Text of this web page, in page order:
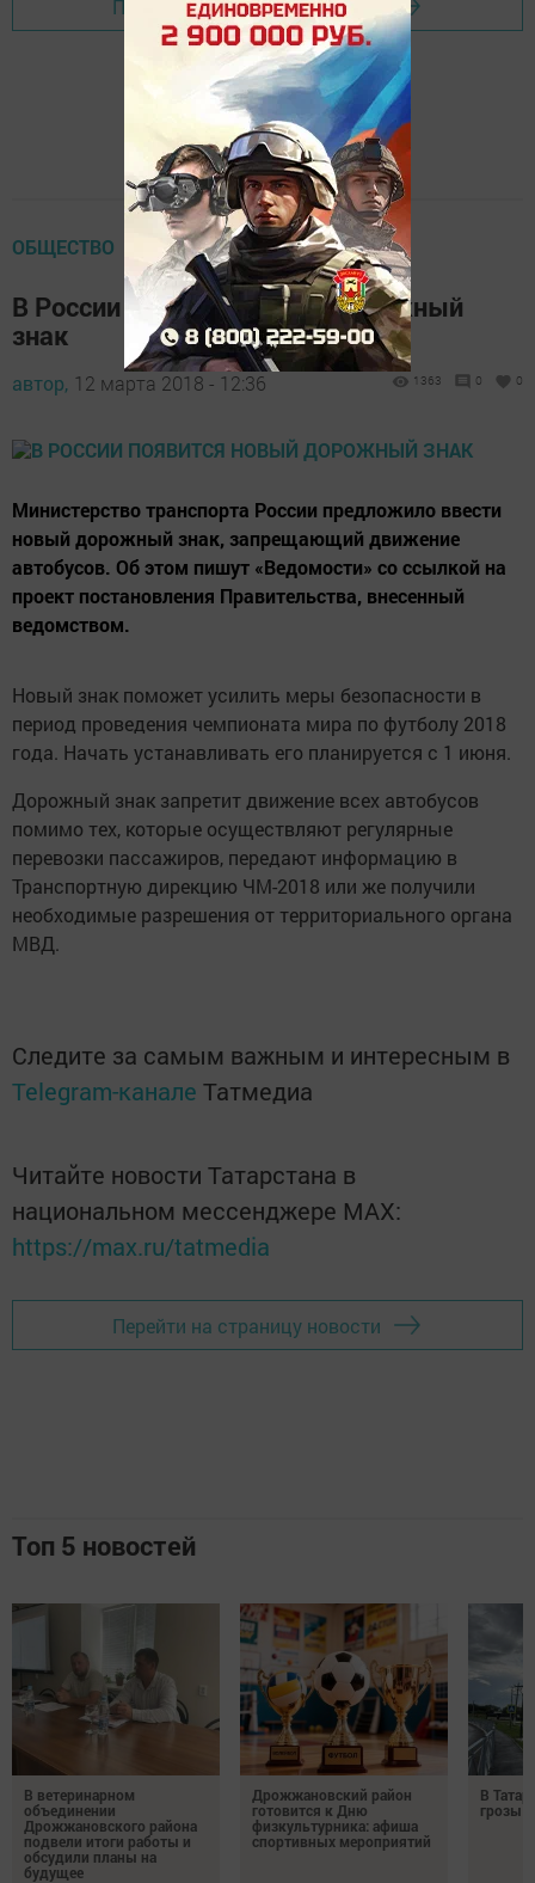
Перейти на страницу новости
ОБЩЕСТВО
В России появится новый дорожный
знак
автор, 12 марта 2018 - 12:36 1363 0 0
Министерство транспорта России предложило ввести
новый дорожный знак, запрещающий движение
автобусов. Об этом пишут «Ведомости» со ссылкой на
проект постановления Правительства, внесенный
ведомством.
Новый знак поможет усилить меры безопасности в
период проведения чемпионата мира по футболу 2018
года. Начать устанавливать его планируется с 1 июня.
Дорожный знак запретит движение всех автобусов
помимо тех, которые осуществляют регулярные
перевозки пассажиров, передают информацию в
Транспортную дирекцию ЧМ-2018 или же получили
необходимые разрешения от территориального органа
МВД.
Следите за самым важным и интересным в
Telegram-канале Татмедиа
Читайте новости Татарстана в
национальном мессенджере MАХ:
https://max.ru/tatmedia
Перейти на страницу новости
Топ 5 новостей
В ветеринарном
объединении
Дрожжановского района
подвели итоги работы и
обсудили планы на
будущее
Дрожжановский район
готовится к Дню
физкультурника: афиша
спортивных мероприятий
В
грозы